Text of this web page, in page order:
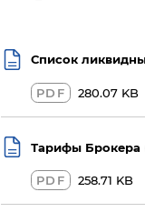
Список
PDF 280.07 KB
Тарифы Брокера
PDF 258.71 KB